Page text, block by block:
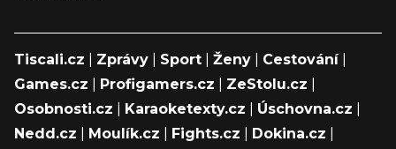
Tiscali.cz Zprávy Sport Ženy Cestování|
Games.cz
Profigamers.cz ZeStolu.cz
Osobnosti.cz
Karaoketexty.cz Úschovna.cz
Nedd.cz
Moulík.cz Fights.cz Dokina.cz